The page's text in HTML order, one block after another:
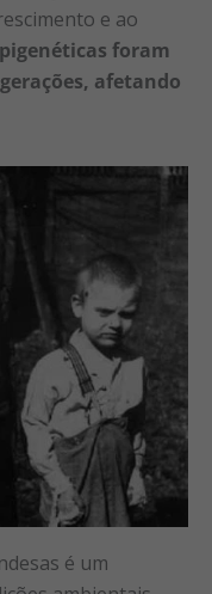
e ao
foram
afetando
é um